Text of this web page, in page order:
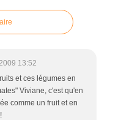
13:52
et ces légumes en
Viviane, c'est qu'en
comme un fruit et en